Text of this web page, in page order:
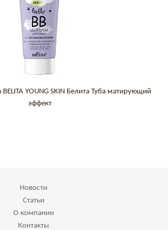
YOUNG SKIN Белита Туба матирующий
эффект
Новости
Статьи
О компании
Контакты